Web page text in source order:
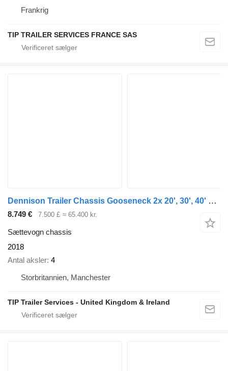
Frankrig
TIP TRAILER SERVICES FRANCE SAS
Dennison Trailer Chassis Gooseneck 2x 20', 30', 40' and 45'
8.749 € 7.500 £ ≈ 65.400 kr.
Sættevogn chassis
2018
Antal aksler 4
Storbritannien, Manchester
TIP Trailer Services - United Kingdom & Ireland